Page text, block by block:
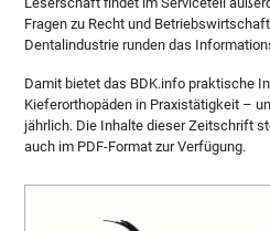
Fragen zu Recht und
Dentalindustrie runden das
Damit bietet das BDK.info praktische
Kieferorthopäden in Praxistätigkeit –
jährlich. Die Inhalte dieser Zeitschrift
auch im PDF-Format zur Verfügung.